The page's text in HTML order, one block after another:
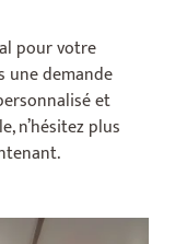
pour votre
une demande
et
n’hésitez plus